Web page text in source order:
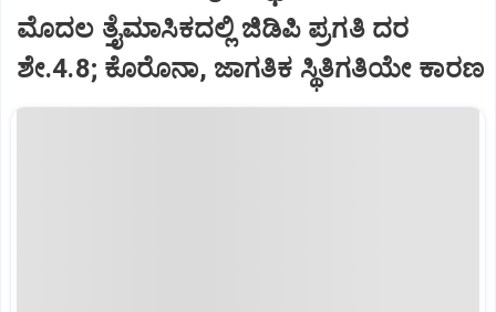
ಮೊದಲ ತ್ತೈಮಾಸಿಕದಲ್ಲಿ ಜಿಡಿಪಿ ಪ್ರಗತಿ ದರ
ಶೇ.4.8; ಕೊರೊನಾ, ಜಾಗತಿಕ ಸ್ಥಿತಿಗತಿಯೇ ಕಾರಣ